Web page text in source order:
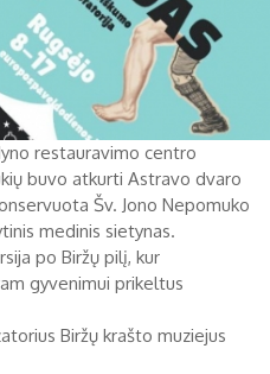
restauravimo centro
buvo atkurti Astravo dvaro
Šv. Jono Nepomuko
medinis sietynas.
po Biržų pilį, kur
gyvenimui prikeltus
Biržų krašto muziejus